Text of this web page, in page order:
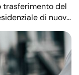
trasferimento del
di nuova
oggetto),
del 10%.